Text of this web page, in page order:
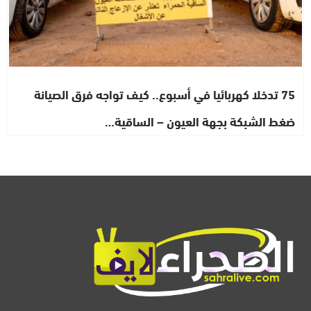
75 تدخلا كهربائيا في أسبوع.. كيف تواجه فرق الصيانة
ضغط الشبكة بجهة العيون – الساقية…